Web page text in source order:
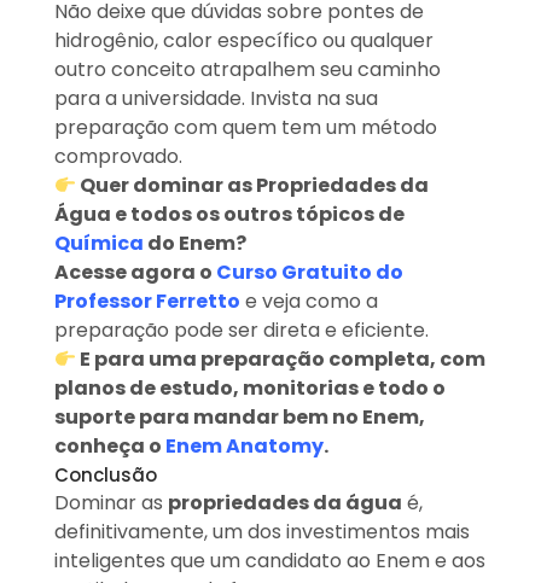
Não deixe que dúvidas sobre pontes de
hidrogênio, calor específico ou qualquer
outro conceito atrapalhem seu caminho
para a universidade. Invista na sua
preparação com quem tem um método
comprovado.
Quer dominar as Propriedades da
Água e todos os outros tópicos de
Química do Enem?
Acesse agora o Curso Gratuito do
Professor Ferretto e veja como a
preparação pode ser direta e eficiente.
E para uma preparação completa, com
planos de estudo, monitorias e todo o
suporte para mandar bem no Enem,
conheça o Enem Anatomy.
Conclusão
Dominar as propriedades da água é,
definitivamente, um dos investimentos mais
inteligentes que um candidato ao Enem e aos